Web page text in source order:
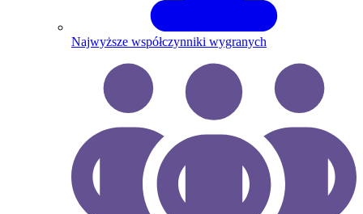
Najwyższe współczynniki wygranych